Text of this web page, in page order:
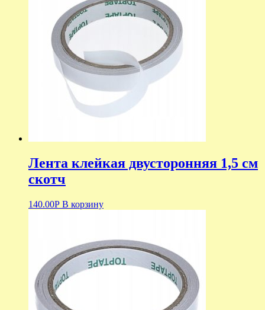
Лента клейкая двусторонняя 1,5 см
скотч
140.00Р В корзину